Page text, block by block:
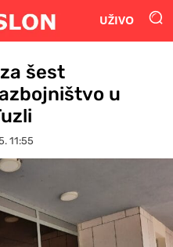
UŽIVO
šest
u
11:55